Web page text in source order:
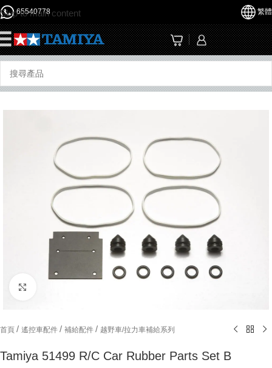
Skip to main content
65540778 繁體
首頁 / 遙控車配件 / 補給配件 / 越野車/拉力車補給系列
Tamiya 51499 R/C Car Rubber Parts Set B